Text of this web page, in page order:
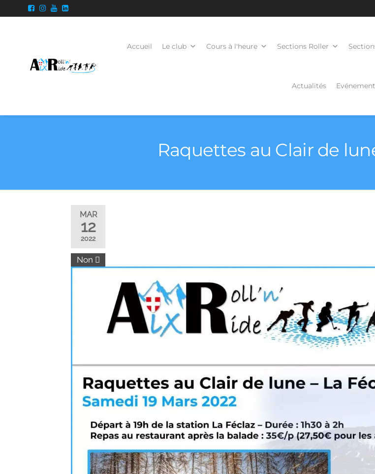
Accueil Le club Cours à l'heure Sections Roller
Actualités
Raquettes au Clair de
MAR
12
2022
Non